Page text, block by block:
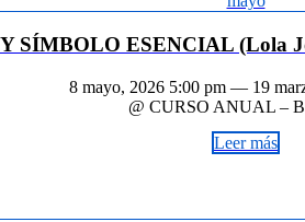
SÍMBOLO ESENCIAL (Lola
8 mayo, 2026 5:00 pm — 19
@ CURSO ANUAL –
Leer más